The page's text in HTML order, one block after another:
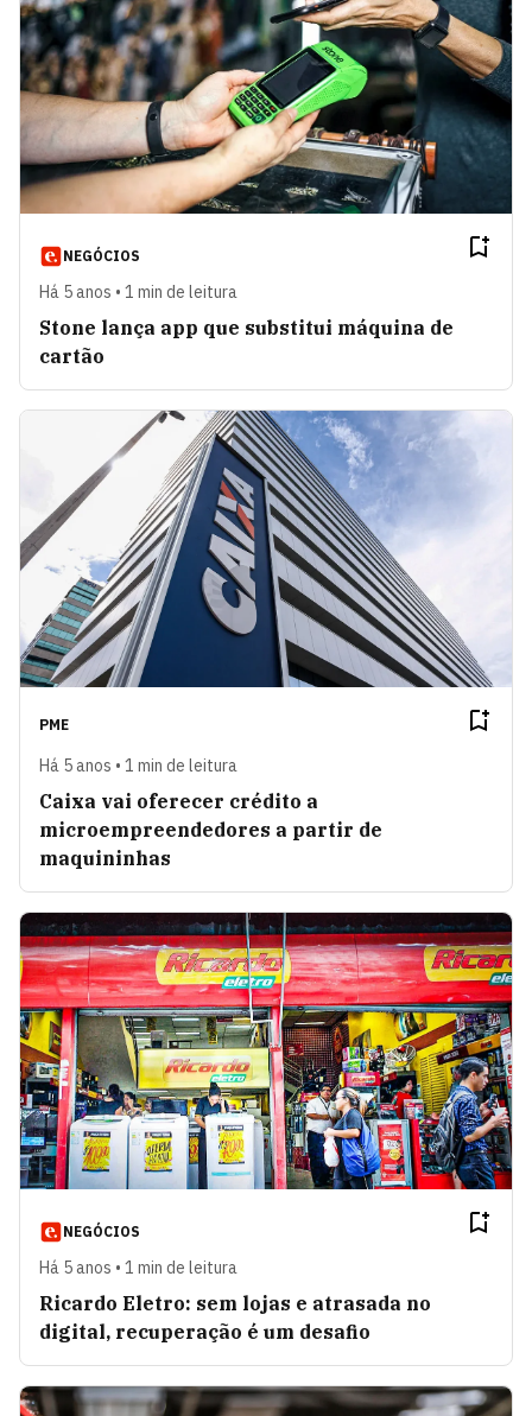
NEGÓCIOS
Há 5 anos • 1 min de leitura
Stone lança app que substitui máquina de
cartão
PME
Há 5 anos • 1 min de leitura
Caixa vai oferecer crédito a
microempreendedores a partir de
maquininhas
NEGÓCIOS
Há 5 anos • 1 min de leitura
Ricardo Eletro: sem lojas e atrasada no
digital, recuperação é um desafio